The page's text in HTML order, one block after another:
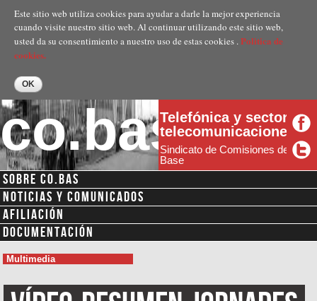
contenido
principal
Este sitio web utiliza cookies para ayudar a darle la mejor experiencia
cuando visite nuestro sitio web. Al continuar utilizando este sitio web,
usted da su consentimiento a nuestro uso de estas cookies .Politica de
cookies.
co.basTelefónica y sector
telecomunicaciones
Sindicato de Comisiones de
Base
SOBRE CO.BAS
NOTICIAS Y COMUNICADOS
AFILIACIÓN
DOCUMENTACIÓN
Multimedia